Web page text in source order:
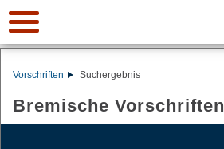
Vorschriften Suchergebnis
Bremische Vorschriften